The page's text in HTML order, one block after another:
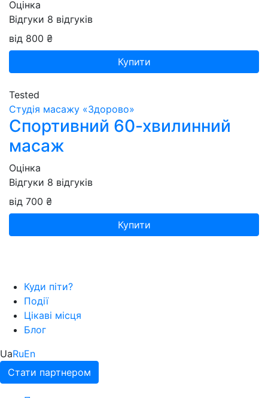
Оцінка
Відгуки 8 відгуків
від 800 ₴
Купити
Tested
Студія масажу «‎‎Здорово»
Спортивний 60-хвилинний
масаж
Оцінка
Відгуки 8 відгуків
від 700 ₴
Купити
Куди піти?
Події
Цікаві місця
Блог
UaRuEn
Стати партнером